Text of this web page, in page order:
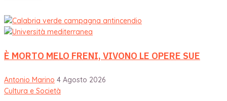
È MORTO MELO FRENI, VIVONO LE OPERE SUE
Antonio Marino 4 Agosto 2026
Cultura e Società